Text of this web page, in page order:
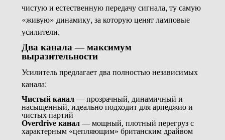
чистую и естественную передачу сигнала, ту самую
«живую» динамику, за которую ценят ламповые
усилители.
Два канала — максимум
выразительности
Усилитель предлагает два полностью независимых
канала:
Чистый канал— прозрачный, динамичный и
насыщенный, идеально подходит для арпеджио и
чистых партий
Overdrive канал— мощный, плотный перегруз с
характерным «цепляющим» британским драйвом